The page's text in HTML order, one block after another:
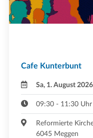
Cafe Kunterbunt
Sa, 1. August 2026
09:30 - 11:30 Uhr
Reformierte
6045 Meggen